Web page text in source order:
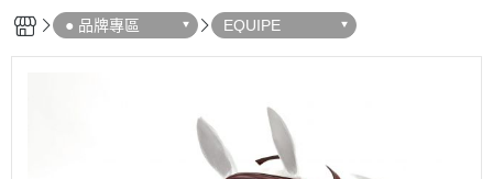
● 品牌專區 EQUIPE